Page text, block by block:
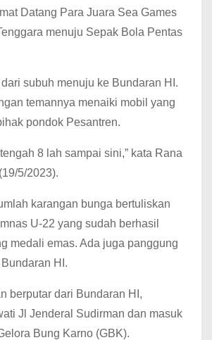
Datang Para Juara Sea Games
menuju Sepak Bola Pentas
subuh menuju ke Bundaran HI.
temannya menaiki mobil yang
pondok Pesantren.
8 lah sampai sini,” kata Rana
5/2023).
karangan bunga bertuliskan
U-22 yang sudah berhasil
medali emas. Ada juga panggung
HI.
berputar dari Bundaran HI,
Jl Jenderal Sudirman dan masuk
Bung Karno (GBK).